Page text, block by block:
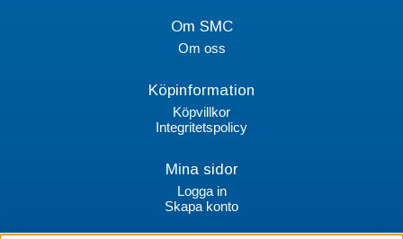
Om SMC
Om oss
Köpinformation
Köpvillkor
Integritetspolicy
Mina sidor
Logga in
Skapa konto